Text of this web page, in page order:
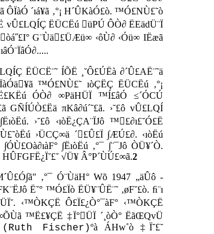
ÔÏàÓ ´ıá¥ã ‚°¡ H´ÛKàÓ£ò. ™Ó£NÙ£˜ò
vÛ£LQÍÇ ËÜCËú üPÚ ÔÒ∂ ËEädÜ¨Ï
G¨Ùä£ÜÆü∞ ‹ôÙ∂ ‹Óü∞ IËæã
ËÜCË¨˜ ÍÕË ¸˘Ô£ÚËà ∂´Û£AË¨˜ä
™Ó£NÙ£˜ ıòÇËÇ ËÜCËú ‚°¡
ÓÒ∂ ∞PäHÜÏ ™Í£âÓ ≤´ÓCÚ
GÑÍÚÒ£Ëä πKâ∂ú´˜£ã. ›˘£ô vÛ£LQÍ
∫ËıòËú. ›˘£ô ‹ıòË¿ÇA¨ÏJô ™£∂ı£˘Ó£Ë
›ÜCÇ∞ä ´£Û£Ï ∫ÆÚ£∂. ‹ıòËú
∫ËıòËú ‚°¯ ∫¨¯Jô ÒÜ¥´Ò.
HÛFGFË¿Ï˘£˘ √Ü¥ Â°P´ÙÚ£∞ã.2
‚°¯ Ó¨ÙäH° Wõ 1947 „äÛô -
Ë˘° ™Ó£Ïò ËÜ¥¨ÛË¨˜ ‚øF˘£ò. ﬁ¨ı
‹™ÒKÇË Ô£Ï£¿Ò°¯àF° ‹™ÒKÇË
™Ë£¥ÇË ‡Ï°ÜÏ ´¸òÒ° ËãŒQvÜ
(Ruth Fischer)ºà ÁHw˚ò ‡Ï˘£˘